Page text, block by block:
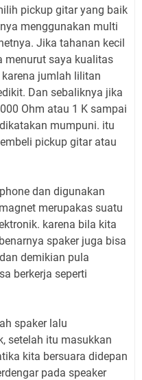
pickup gitar yang baik
menggunakan multi
Jika tahanan kecil
menurut saya kualitas
jumlah lilitan
Dan sebaliknya jika
Ohm atau 1 K sampai
mumpuni. itu
pickup gitar atau
dan digunakan
merupakas suatu
karena bila kita
spaker juga bisa
demikian pula
berkerja seperti
spaker lalu
setelah itu masukkan
kita bersuara didepan
pada speaker